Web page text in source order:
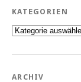
KATEGORIEN
Kategorien
ARCHIV